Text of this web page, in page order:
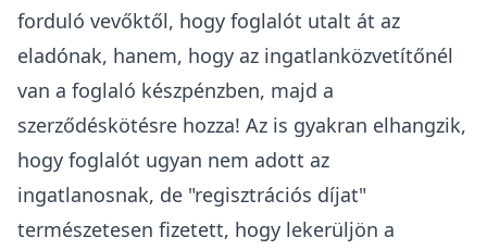
forduló vevőktől, hogy foglalót utalt át az
eladónak, hanem, hogy az ingatlanközvetítőnél
van a foglaló készpénzben, majd a
szerződéskötésre hozza! Az is gyakran elhangzik,
hogy foglalót ugyan nem adott az
ingatlanosnak, de "regisztrációs díjat"
természetesen fizetett, hogy lekerüljön a